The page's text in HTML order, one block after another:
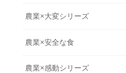
農業×大変シリーズ
農業×安全な食
農業×感動シリーズ